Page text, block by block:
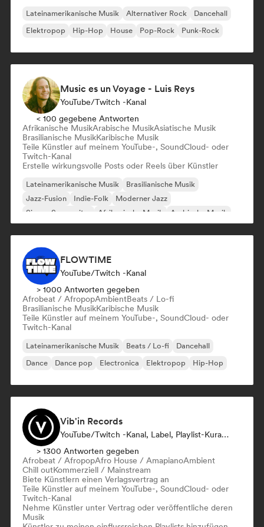
Lateinamerikanische Musik Alternativer Rock
Dancehall
Elektropop
Hip-Hop House Pop-Rock Punk-Rock
Music es un Voyage - Luis Reys
YouTube/Twitch -Kanal
< 100 gegebene Antworten
Afrikanische MusikArabische MusikAsiatische Musik
Brasilianische MusikKaribische Musik
Teile Künstler auf meinem YouTube-, SoundCloud- oder
Twitch-Kanal
Erstelle wirkungsvolle Posts oder Reels über Künstler
Lateinamerikanische Musik
Brasilianische Musik
Jazz-Fusion
Indie-Folk
Moderner Jazz
Singer-Songwriter
Afrikanische Musik Arabische Musik
FLOWTIME
YouTube/Twitch -Kanal
> 1000 Antworten gegeben
Afrobeat / AfropopAmbientBeats / Lo-fi
Brasilianische MusikKaribische Musik
Teile Künstler auf meinem YouTube-, SoundCloud- oder
Twitch-Kanal
Lateinamerikanische Musik Beats / Lo-fi
Dancehall
Dance
Dance pop Electronica Elektropop Hip-Hop
Vib'in Records
YouTube/Twitch -Kanal, Label, Playlist-Kurator, Verlag
> 1300 Antworten gegeben
Afrobeat / AfropopAfro House / AmapianoAmbient
Chill outKommerziell / Mainstream
Biete Künstlern einen Verlagsvertrag an
Teile Künstler auf meinem YouTube-, SoundCloud- oder
Twitch-Kanal
Nehme Künstler unter Vertrag oder veröffentliche deren
Musik